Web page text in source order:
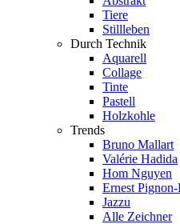
Tiere
Stillleben
Durch Technik
Aquarell
Collage
Tinte
Pastell
Holzkohle
Trends
Bruno Mallart
Valérie Hadida
Hom Nguyen
Ernest Pignon-
Jazzu
Alle Zeichner